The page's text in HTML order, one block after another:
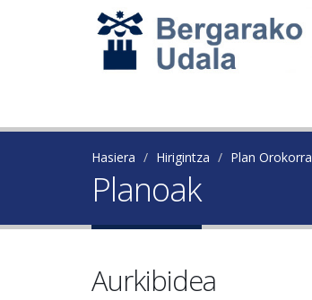
Hasiera Hirigintza Plan Orokorra
Planoak
Aurkibidea